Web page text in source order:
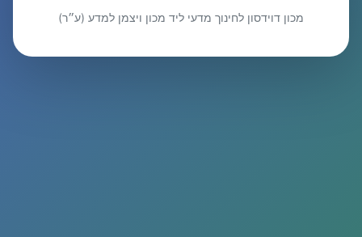
מכון דוידסון לחינוך מדעי ליד מכון ויצמן למדע (ע״ר)